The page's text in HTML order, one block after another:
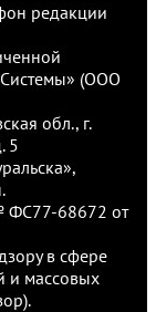
редакции
Системы» (ООО
обл., г.
5
ФС77-68672 от
в сфере
и массовых